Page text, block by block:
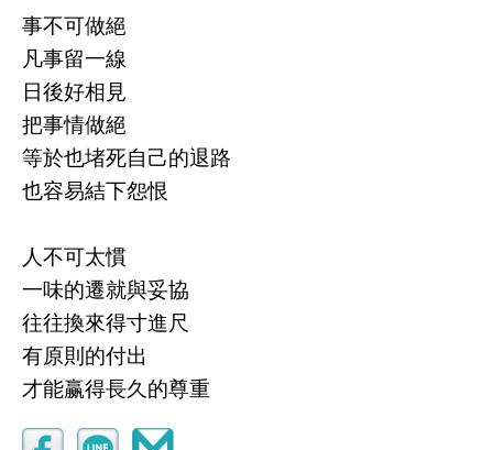
事不可做絕
凡事留一線
日後好相見
把事情做絕
等於也堵死自己的退路
也容易結下怨恨
人不可太慣
一味的遷就與妥協
往往換來得寸進尺
有原則的付出
才能赢得長久的尊重